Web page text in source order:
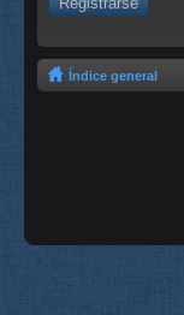
Índice general